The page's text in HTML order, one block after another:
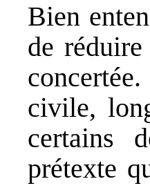
Bien
de
civile,
certains
prétexte